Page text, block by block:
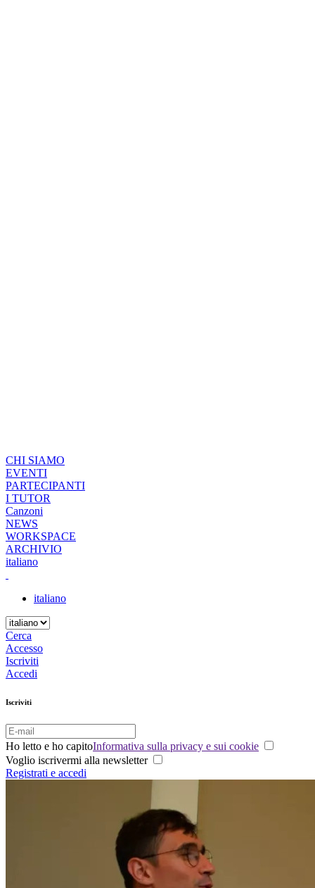
CHI SIAMO
EVENTI
PARTECIPANTI
I TUTOR
Canzoni
NEWS
WORKSPACE
ARCHIVIO
italiano
italiano
Cerca
Accesso
Iscriviti
Accedi
Iscriviti
Ho letto e ho capitoInformativa sulla privacy e sui cookie
Voglio iscrivermi alla newsletter
Registrati e accedi